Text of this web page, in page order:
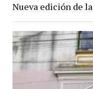
Nueva edición de